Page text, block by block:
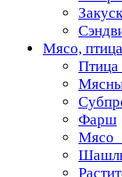
Мясо, птица
Птица
Фарш
Мясо